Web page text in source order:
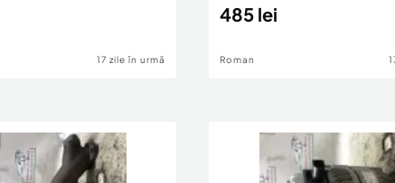
17 zile în urmă
W204/S204 [200
485 lei
Roman